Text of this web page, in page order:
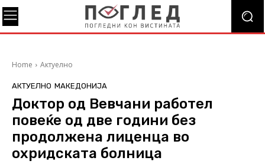
Home Актуелно
АКТУЕЛНО МАКЕДОНИЈА
Доктор од Вевчани работел
повеќе од две години без
продолжена лиценца во
охридската болница